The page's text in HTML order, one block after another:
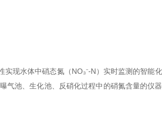
实现水体中硝态氮（NO₃⁻-N）实时监测的智能
气池、生化池、反硝化过程中的硝氮含量的仪